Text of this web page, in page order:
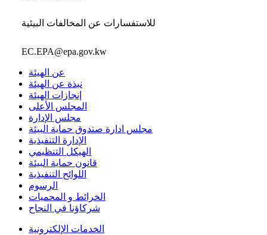
للاستفسارات عن المخالفات البيئية
EC.EPA@epa.gov.kw
عن الهيئة
نبذة عن الهيئة
إنجازات الهيئة
المجلس الأعلى
مجلس الإدارة
مجلس ادارة صندوق حماية البيئة
الإدارة التنفيذية
الهيكل التنظيمي
قانون حماية البيئة
اللوائح التنفيذية
الرسوم
الخرائط و المحميات
شركاؤنا في النجاح
الخدمات الإلكترونية